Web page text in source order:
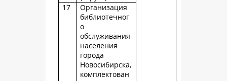
17
Организация
библиотечног
о
обслуживания
населения
города
Новосибирска,
комплектован